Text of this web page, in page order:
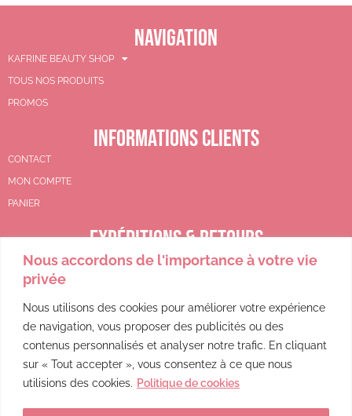
Nous accordons de l'importance à votre vie
privée
Nous utilisons des cookies pour améliorer votre expérience
de navigation, vous proposer des publicités ou des
contenus personnalisés et analyser notre trafic. En cliquant
sur « Tout accepter », vous consentez à ce que nous
utilisions des cookies. Politique de cookies
NAVIGATION
KAFRINE BEAUTY SHOP
TOUS NOS PRODUITS
PROMOS
INFORMATIONS CLIENTS
CONTACT
MON COMPTE
PANIER
EXPÉDITIONS & RETOURS
CGV
POLITIQUE DE REMBOURSEMENT
POLITIQUE DE CONFIDENTIALITÉ
MENTIONS LÉGALES